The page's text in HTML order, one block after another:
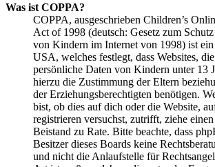
Was ist COPPA?
COPPA, ausgeschrieben Children’s
Act of 1998 (deutsch: Gesetz zum
von Kindern im Internet von 1998) ist ein
USA, welches festlegt, dass Websites,
persönliche Daten von Kindern unter 13
hierzu die Zustimmung der Eltern
der Erziehungsberechtigten benötigen.
bist, ob dies auf dich oder die Website,
registrieren versuchst, zutrifft, ziehe
Beistand zu Rate. Bitte beachte, dass
Besitzer dieses Boards keine
und nicht die Anlaufstelle für